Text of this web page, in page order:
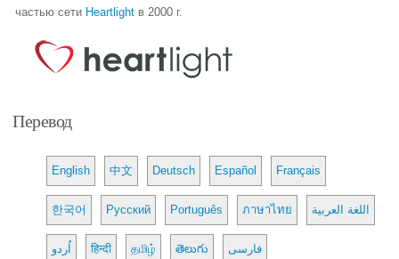
частью сети Heartlight в 2000 г.
Перевод
English 中文 Deutsch Español Français
한국어 Русский Português ภาษาไทย اللغة العربية
اُردو हिन्दी தமிழ் తెలుగు فارسی